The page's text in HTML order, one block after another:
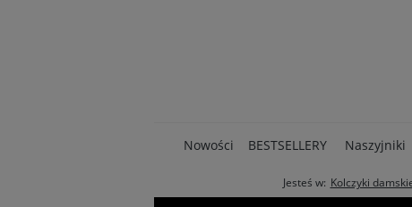
Nowości BESTSELLERY Naszyjniki
Jesteś w: Kolczyki